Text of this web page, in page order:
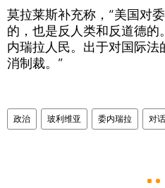
莫拉莱斯补充称，“美国对
的，也是反人类和反道德
内瑞拉人民。出于对国际法
消制裁。”
政治 玻利维亚 委内瑞拉 对话